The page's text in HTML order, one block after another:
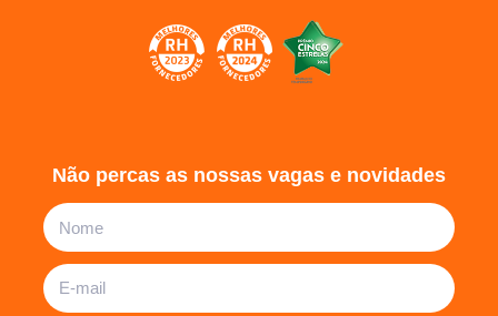
Não percas as nossas vagas e novidades